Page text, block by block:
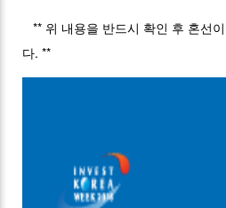
** 위 내용을 반드시 확인 후 혼선
다. **